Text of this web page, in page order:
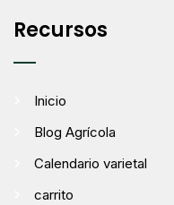
Recursos
Inicio
Blog Agrícola
Calendario varietal
carrito